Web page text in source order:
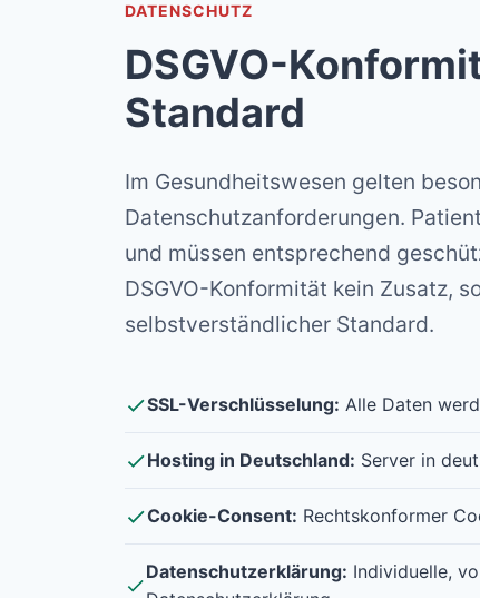
DATENSCHUTZ
DSGVO-
Standard
Im Gesundheitswesen gelten
Datenschutzanforderungen.
und müssen entsprechend
DSGVO-Konformität kein Zusatz,
selbstverständlicher Standard.
SSL-Verschlüsselung: Alle Daten
Hosting in Deutschland: Server in
Cookie-Consent: Rechtskonformer
Datenschutzerklärung: Individuelle,